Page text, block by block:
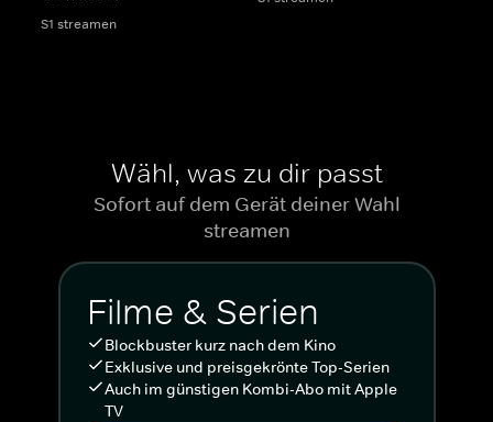
S1 streamen
Wähl, was zu dir passt
Sofort auf dem Gerät deiner Wahl
streamen
Filme & Serien
Blockbuster kurz nach dem Kino
Exklusive und preisgekrönte Top-Serien
Auch im günstigen Kombi-Abo mit Apple
TV